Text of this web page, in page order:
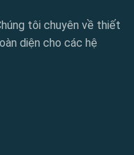
tôi chuyên về thiết
diện cho các hệ